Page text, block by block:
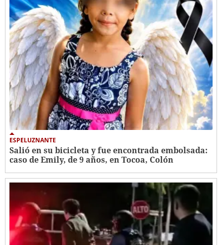
ESPELUZNANTE
Salió en su bicicleta y fue encontrada embolsada:
caso de Emily, de 9 años, en Tocoa, Colón